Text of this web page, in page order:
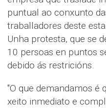
puntual ao conxunto
traballadores deste
Unha protesta, que se
10 persoas en puntos
debido ás restricións.
"O que demandamos é
xeito inmediato e